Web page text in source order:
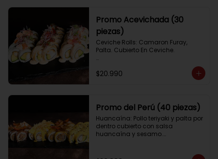
Promo Acevichada (30
piezas)
Ceviche Rolls: Camaron Furay,
Palta. Cubierto En Ceviche.
Acevichado Rolls: Camaron Furay,
Palta. Cubierto Con Pescado Blanco
queso crema y palta, frito en panko.
Coronado con salsa acevichada,
toques de cebolla, aji limo y cilantro
$20.990
Promo del Perú (40 piezas)
Huancaína: Pollo teriyaki y palta por
dentro cubierto con salsa
huancaína y sesamo.
dentro cubierto con lomo fino